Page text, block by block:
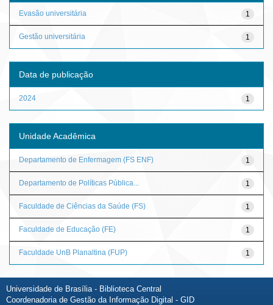
1
Evasão universitária
1
Gestão universitária
Data de publicação
1
2024
Unidade Acadêmica
1
Departamento de Enfermagem (FS ENF)
1
Departamento de Políticas Pública...
1
Faculdade de Ciências da Saúde (FS)
1
Faculdade de Educação (FE)
1
Faculdade UnB Planaltina (FUP)
Universidade de Brasília - Biblioteca Central
Coordenadoria de Gestão da Informação Digital - GID